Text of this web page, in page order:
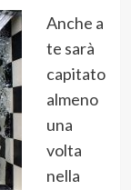
Anche a
te sarà
capitato
almeno
una
volta
nella